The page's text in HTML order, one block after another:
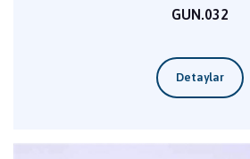
GUN.032